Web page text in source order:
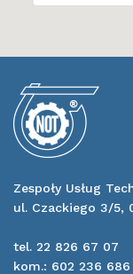
Zespoły Usług
ul. Czackiego 3/5,
tel. 22 826 67 07
kom.: 602 236 686